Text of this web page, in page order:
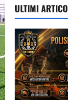
ULTIMI